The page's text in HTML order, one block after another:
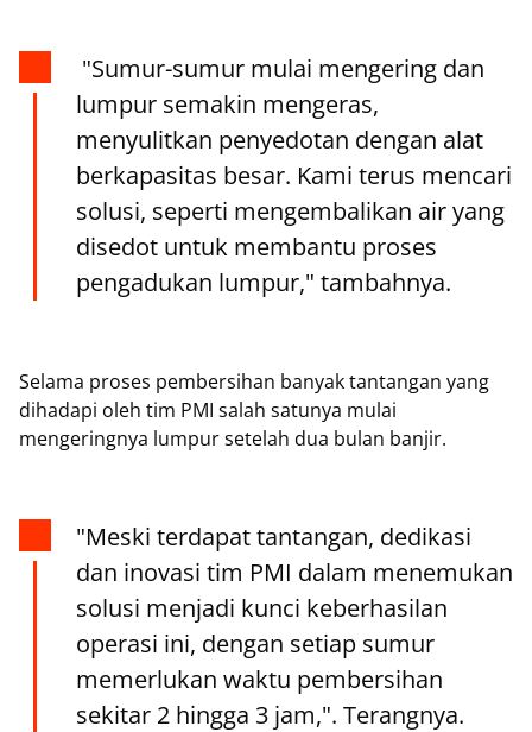
"Sumur-sumur mulai mengering dan
lumpur semakin mengeras,
menyulitkan penyedotan dengan alat
berkapasitas besar. Kami terus mencari
solusi, seperti mengembalikan air yang
disedot untuk membantu proses
pengadukan lumpur," tambahnya.
Selama proses pembersihan banyak tantangan yang
dihadapi oleh tim PMI salah satunya mulai
mengeringnya lumpur setelah dua bulan banjir.
"Meski terdapat tantangan, dedikasi
dan inovasi tim PMI dalam menemukan
solusi menjadi kunci keberhasilan
operasi ini, dengan setiap sumur
memerlukan waktu pembersihan
sekitar 2 hingga 3 jam,". Terangnya.